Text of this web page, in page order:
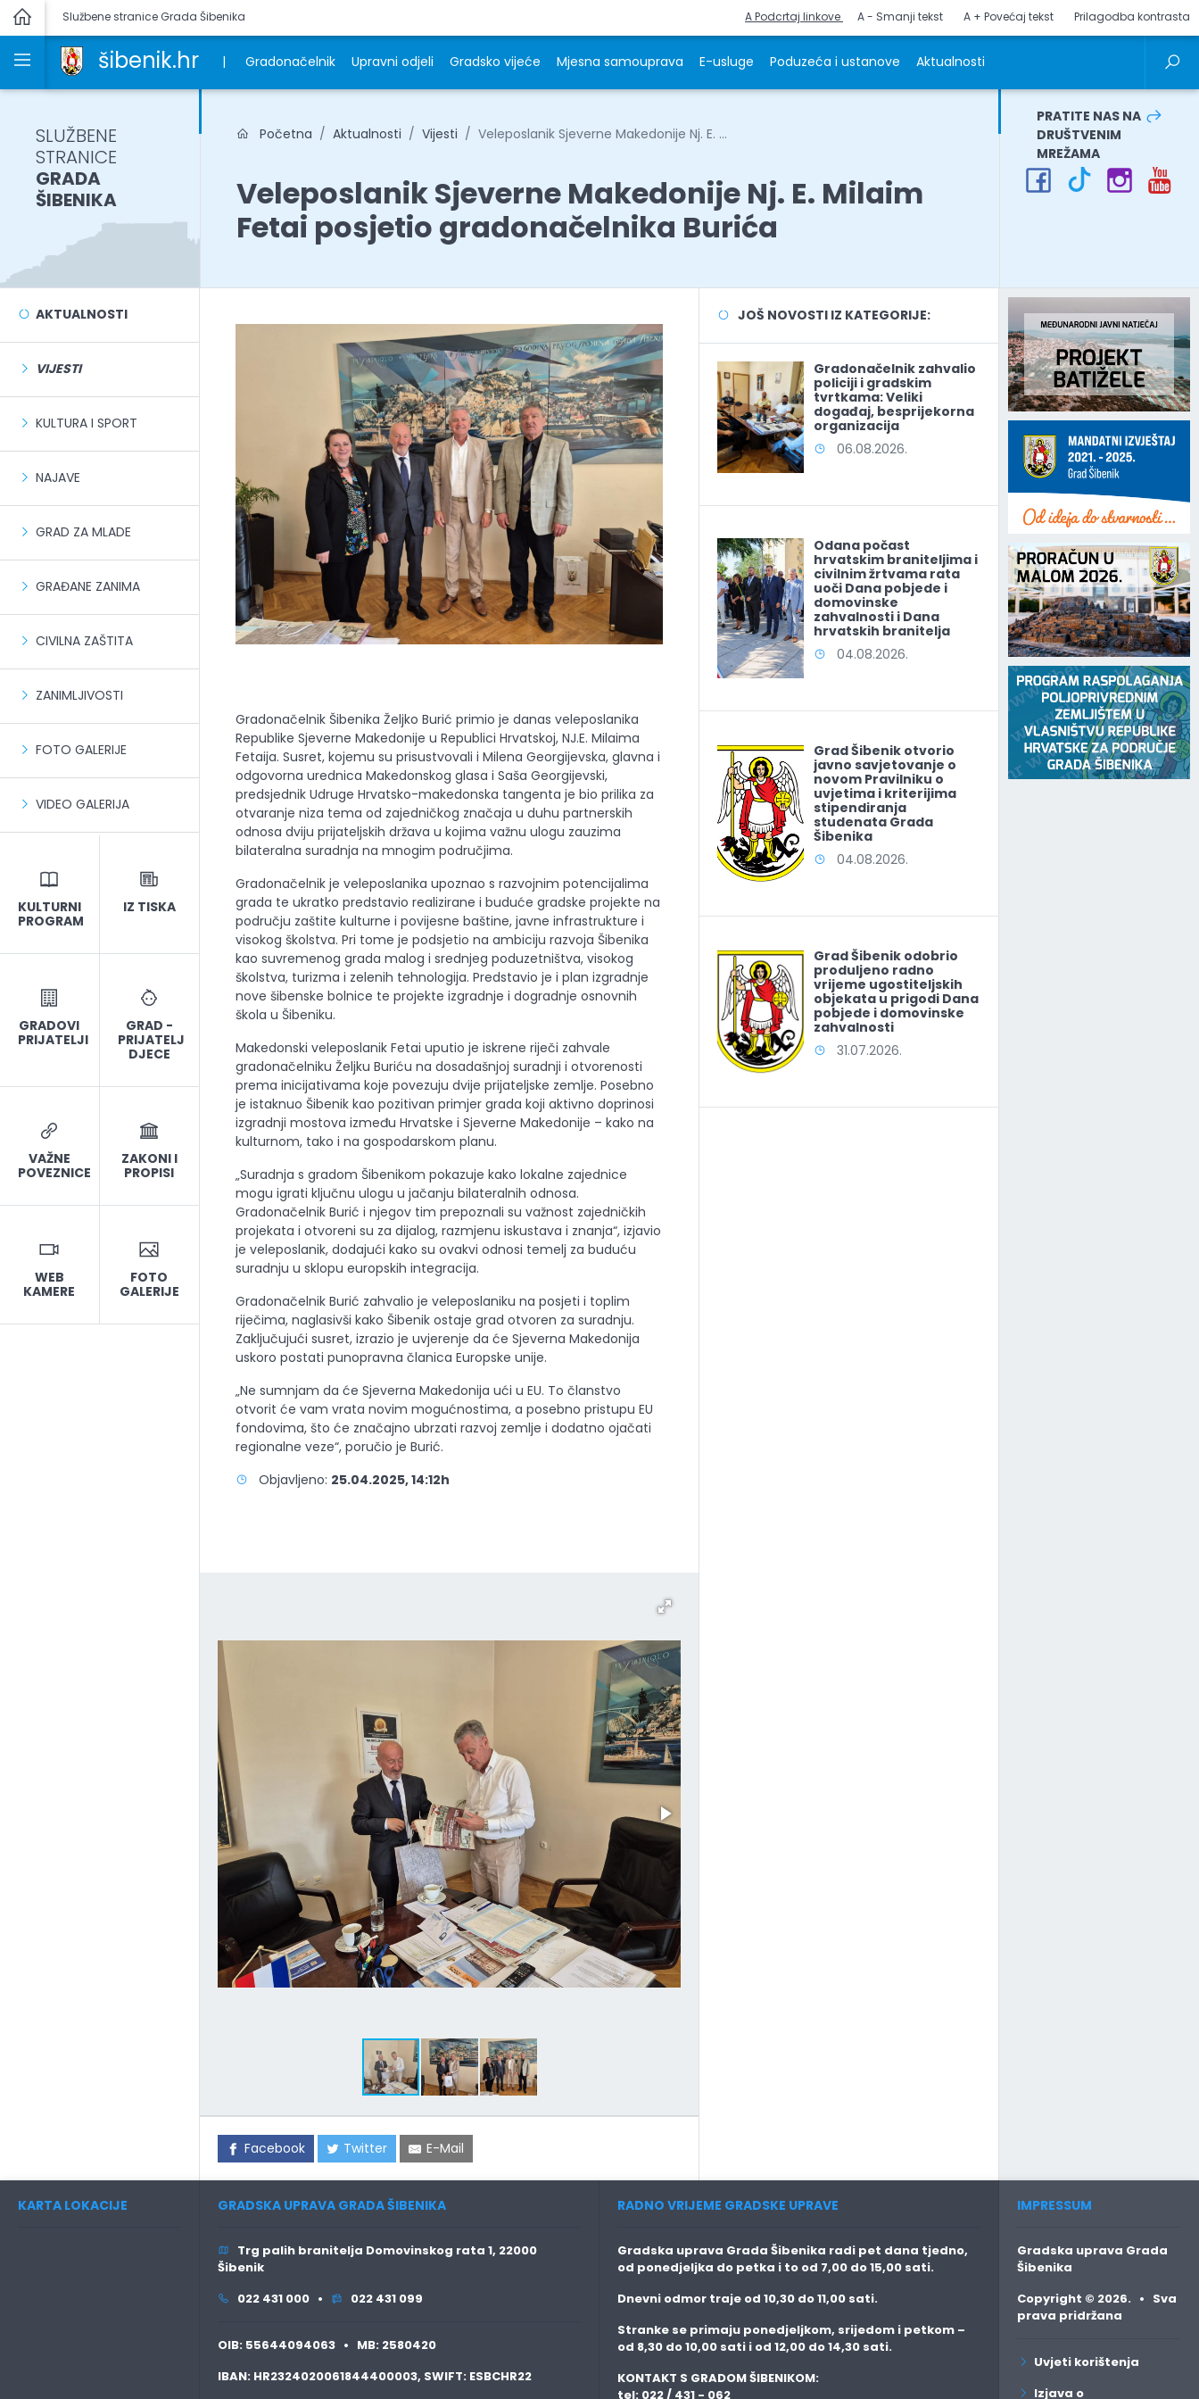
Službene stranice Grada Šibenika A Podcrtaj linkove A - Smanji tekst A + Povećaj tekst Prilagodba kontrasta
šibenik.hr | Gradonačelnik Upravni odjeli Gradsko vijeće Mjesna samouprava E-usluge Poduzeća i ustanove Aktualnosti
SLUŽBENE
STRANICE
GRADA
ŠIBENIKA
Početna Aktualnosti Vijesti Veleposlanik Sjeverne Makedonije Nj. E. ...
Veleposlanik Sjeverne Makedonije Nj. E. Milaim
Fetai posjetio gradonačelnika Burića
PRATITE NAS NA
DRUŠTVENIM
MREŽAMA
AKTUALNOSTI
VIJESTI
KULTURA I SPORT
NAJAVE
GRAD ZA MLADE
GRAĐANE ZANIMA
CIVILNA ZAŠTITA
ZANIMLJIVOSTI
FOTO GALERIJE
VIDEO GALERIJA
KULTURNI
PROGRAM
IZ TISKA
GRADOVI
PRIJATELJI
GRAD -
PRIJATELJ
DJECE
VAŽNE
POVEZNICE
ZAKONI I
PROPISI
WEB
KAMERE
FOTO
GALERIJE
Gradonačelnik Šibenika Željko Burić primio je danas veleposlanika
Republike Sjeverne Makedonije u Republici Hrvatskoj, NJ.E. Milaima
Fetaija. Susret, kojemu su prisustvovali i Milena Georgijevska, glavna i
odgovorna urednica Makedonskog glasa i Saša Georgijevski,
predsjednik Udruge Hrvatsko-makedonska tangenta je bio prilika za
otvaranje niza tema od zajedničkog značaja u duhu partnerskih
odnosa dviju prijateljskih država u kojima važnu ulogu zauzima
bilateralna suradnja na mnogim područjima.
Gradonačelnik je veleposlanika upoznao s razvojnim potencijalima
grada te ukratko predstavio realizirane i buduće gradske projekte na
području zaštite kulturne i povijesne baštine, javne infrastrukture i
visokog školstva. Pri tome je podsjetio na ambiciju razvoja Šibenika
kao suvremenog grada malog i srednjeg poduzetništva, visokog
školstva, turizma i zelenih tehnologija. Predstavio je i plan izgradnje
nove šibenske bolnice te projekte izgradnje i dogradnje osnovnih
škola u Šibeniku.
Makedonski veleposlanik Fetai uputio je iskrene riječi zahvale
gradonačelniku Željku Buriću na dosadašnjoj suradnji i otvorenosti
prema inicijativama koje povezuju dvije prijateljske zemlje. Posebno
je istaknuo Šibenik kao pozitivan primjer grada koji aktivno doprinosi
izgradnji mostova između Hrvatske i Sjeverne Makedonije – kako na
kulturnom, tako i na gospodarskom planu.
„Suradnja s gradom Šibenikom pokazuje kako lokalne zajednice
mogu igrati ključnu ulogu u jačanju bilateralnih odnosa.
Gradonačelnik Burić i njegov tim prepoznali su važnost zajedničkih
projekata i otvoreni su za dijalog, razmjenu iskustava i znanja“, izjavio
je veleposlanik, dodajući kako su ovakvi odnosi temelj za buduću
suradnju u sklopu europskih integracija.
Gradonačelnik Burić zahvalio je veleposlaniku na posjeti i toplim
riječima, naglasivši kako Šibenik ostaje grad otvoren za suradnju.
Zaključujući susret, izrazio je uvjerenje da će Sjeverna Makedonija
uskoro postati punopravna članica Europske unije.
„Ne sumnjam da će Sjeverna Makedonija ući u EU. To članstvo
otvorit će vam vrata novim mogućnostima, a posebno pristupu EU
fondovima, što će značajno ubrzati razvoj zemlje i dodatno ojačati
regionalne veze“, poručio je Burić.
Objavljeno: 25.04.2025, 14:12h
Facebook Twitter E-Mail
JOŠ NOVOSTI IZ KATEGORIJE:
Gradonačelnik zahvalio
policiji i gradskim
tvrtkama: Veliki
događaj, besprijekorna
organizacija
06.08.2026.
Odana počast
hrvatskim braniteljima i
civilnim žrtvama rata
uoči Dana pobjede i
domovinske
zahvalnosti i Dana
hrvatskih branitelja
04.08.2026.
Grad Šibenik otvorio
javno savjetovanje o
novom Pravilniku o
uvjetima i kriterijima
stipendiranja
studenata Grada
Šibenika
04.08.2026.
Grad Šibenik odobrio
produljeno radno
vrijeme ugostiteljskih
objekata u prigodi Dana
pobjede i domovinske
zahvalnosti
31.07.2026.
KARTA LOKACIJE GRADSKA UPRAVA GRADA ŠIBENIKA
Trg palih branitelja Domovinskog rata 1, 22000
Šibenik
022 431 000 •
022 431 099
OIB: 55644094063 • MB: 2580420
IBAN: HR2324020061844400003, SWIFT: ESBCHR22
RADNO VRIJEME GRADSKE UPRAVE
Gradska uprava Grada Šibenika radi pet dana tjedno,
od ponedjeljka do petka i to od 7,00 do 15,00 sati.
Dnevni odmor traje od 10,30 do 11,00 sati.
Stranke se primaju ponedjeljkom, srijedom i petkom –
od 8,30 do 10,00 sati i od 12,00 do 14,30 sati.
KONTAKT S GRADOM ŠIBENIKOM:
tel: 022 / 431 - 062
IMPRESSUM
Gradska uprava Grada
Šibenika
Copyright © 2026. • Sva
prava pridržana
Uvjeti korištenja
Izjava o